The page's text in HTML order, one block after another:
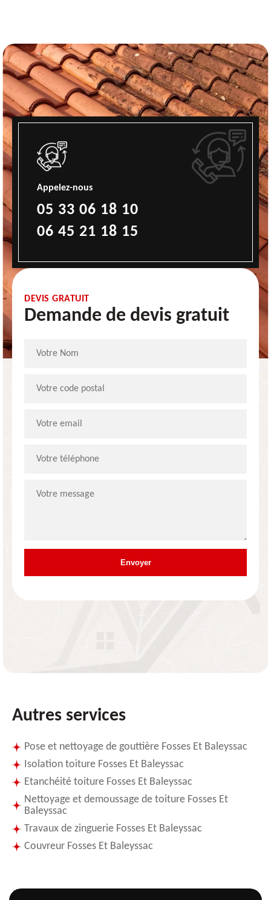
Appelez-nous
05 33 06 18 10
06 45 21 18 15
DEVIS GRATUIT
Demande de devis gratuit
Autres services
Pose et nettoyage de gouttière Fosses Et Baleyssac
Isolation toiture Fosses Et Baleyssac
Etanchéité toiture Fosses Et Baleyssac
Nettoyage et demoussage de toiture Fosses Et
Baleyssac
Travaux de zinguerie Fosses Et Baleyssac
Couvreur Fosses Et Baleyssac